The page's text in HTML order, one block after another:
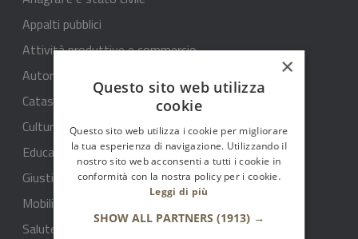
Appalti pubblici
Attività produttive e commercio
Autorizzazioni
Catasto e urbanistica
Cultura e tempo libero
Educazione e formazione
Giustizia e sicurezza pubblica
Mobilità e trasporti
Salute benessere e assistenza
×
Questo sito web utilizza
cookie
Questo sito web utilizza i cookie per migliorare
la tua esperienza di navigazione. Utilizzando il
nostro sito web acconsenti a tutti i cookie in
conformità con la nostra policy per i cookie.
Leggi di più
SHOW ALL PARTNERS (1913) →